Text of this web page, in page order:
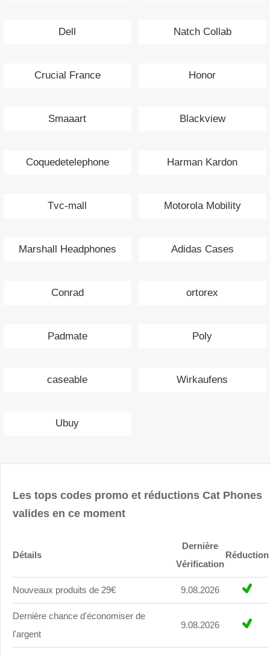
Dell Natch Collab
Crucial France Honor
Smaaart Blackview
Coquedetelephone Harman Kardon
Tvc-mall Motorola Mobility
Marshall Headphones Adidas Cases
Conrad ortorex
Padmate Poly
caseable Wirkaufens
Ubuy
Les tops codes promo et réductions Cat Phones
valides en ce moment
Détails
Dernière
Vérification
Réduction
Nouveaux produits de 29€ 9.08.2026
Dernière chance d'économiser de
l'argent
9.08.2026